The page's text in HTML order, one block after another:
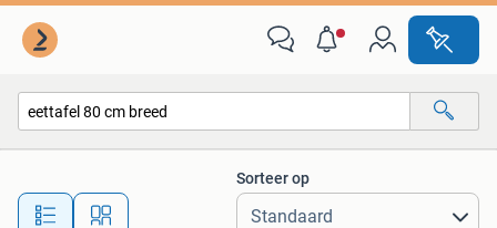
Alle afstanden…
Sorteer op